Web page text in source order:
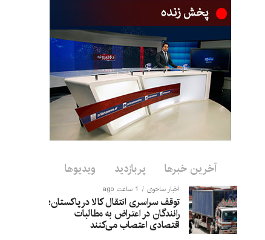
آخرین خبرها پربازدید ویدیوها
اخبار ساحوی 1 ساعت ago
توقف سراسری انتقال کالا در پاکستان؛
رانندگان در اعتراض به مطالبات
اقتصادی اعتصاب می‌کنند